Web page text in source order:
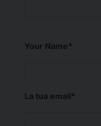
Your Name*
La tua email*